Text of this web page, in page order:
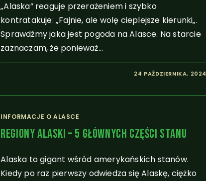
„Alaska” reaguje przerażeniem i szybko
kontratakuje: „Fajnie, ale wolę cieplejsze kierunki„.
Sprawdźmy jaka jest pogoda na Alasce. Na starcie
zaznaczam, że ponieważ…
24 PAŹDZIERNIKA, 2024
INFORMACJE O ALASCE
Regiony Alaski – 5 Głównych Części Stanu
Alaska to gigant wśród amerykańskich stanów.
Kiedy po raz pierwszy odwiedza się Alaskę, ciężko